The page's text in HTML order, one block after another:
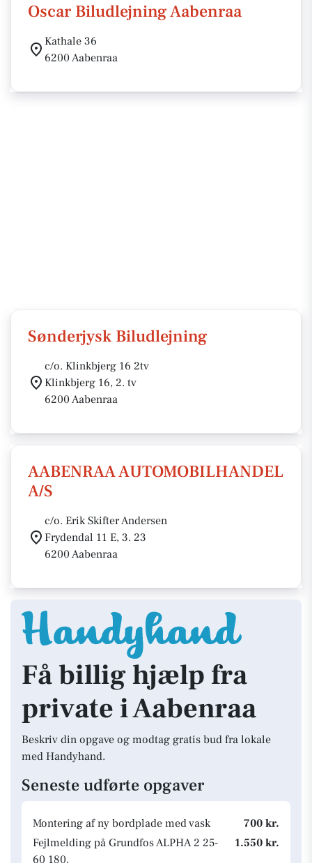
Oscar Biludlejning Aabenraa
Kathale 36
6200 Aabenraa
Sønderjysk Biludlejning
c/o. Klinkbjerg 16 2tv
Klinkbjerg 16, 2. tv
6200 Aabenraa
AABENRAA AUTOMOBILHANDEL
A/S
c/o. Erik Skifter Andersen
Frydendal 11 E, 3. 23
6200 Aabenraa
Få billig hjælp fra
private i Aabenraa
Beskriv din opgave og modtag gratis bud fra lokale
med Handyhand.
Seneste udførte opgaver
Montering af ny bordplade med vask
700 kr.
Fejlmelding på Grundfos ALPHA 2 25-
60 180.
1.550 kr.